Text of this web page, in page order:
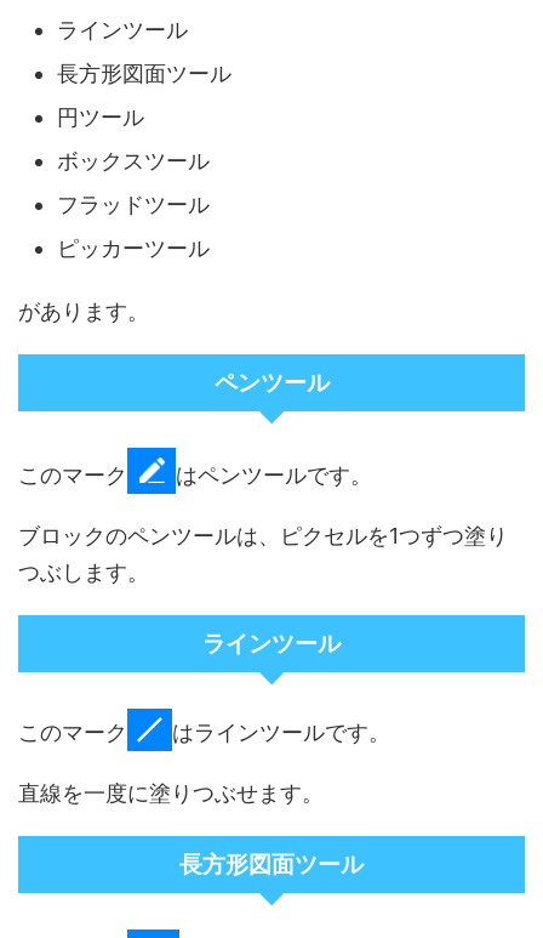
ラインツール
長方形図面ツール
円ツール
ボックスツール
フラッドツール
ピッカーツール
があります。
ペンツール
このマーク はペンツールです。
ブロックのペンツールは、ピクセルを1つずつ塗り
つぶします。
ラインツール
このマーク はラインツールです。
直線を一度に塗りつぶせます。
長方形図面ツール